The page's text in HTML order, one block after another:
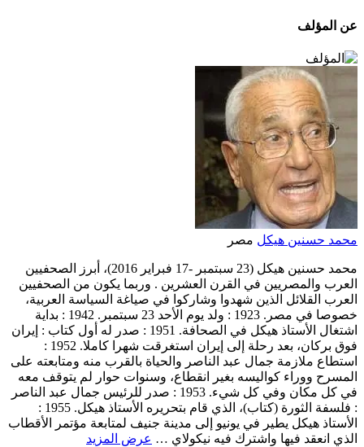
عن المؤلف
محمد حسنين هيكل مصر
محمد حسنين هيكل (23 سبتمبر -17 فبراير 2016)، أبرز الصحفيين
العرب والمصريين في القرن العشرين . وربما يكون من الصحفيين
العرب القلائل الذين شهدوا وشاركوا في صياغة السياسة العربية،
خصوصا في مصر. 1923 : ولد يوم الأحد 23 سبتمبر. 1942 : بداية
اشتغال الأستاذ هيكل في الصحافة. 1951 : صدر له أول كتاب : إيران
فوق بركان، بعد رحلة إلى إيران استغرقت شهرا كاملا. 1952 :
استطاع ملازمة جمال عبد الناصر والحياة بالقرب منه ومتابعته على
المسرح ووراء كواليسه بغير انقطاع، وسنوات حوار لم يتوقف معه
في كل مكان وفي كل شيء. 1953 : صدر للرئيس جمال عبد الناصر
: فلسفة الثورة (كتاب)، الذي قام بتحريره الأستاذ هيكل. 1955 :
الأستاذ هيكل يطير في يونيو إلى مدينة جنيف لمتابعة مؤتمر الأقطاب
الذي انعقد فيها واشترك فيه نيكولاي … عرض المزيد